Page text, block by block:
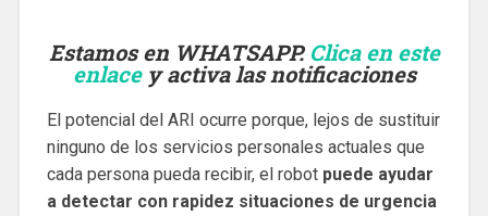
Estamos en WHATSAPP. Clica en este
enlacey activa las notificaciones
El potencial del ARI ocurre porque, lejos de sustituir
ninguno de los servicios personales actuales que
cada persona pueda recibir, el robot puede ayudar
a detectar con rapidez situaciones de urgencia